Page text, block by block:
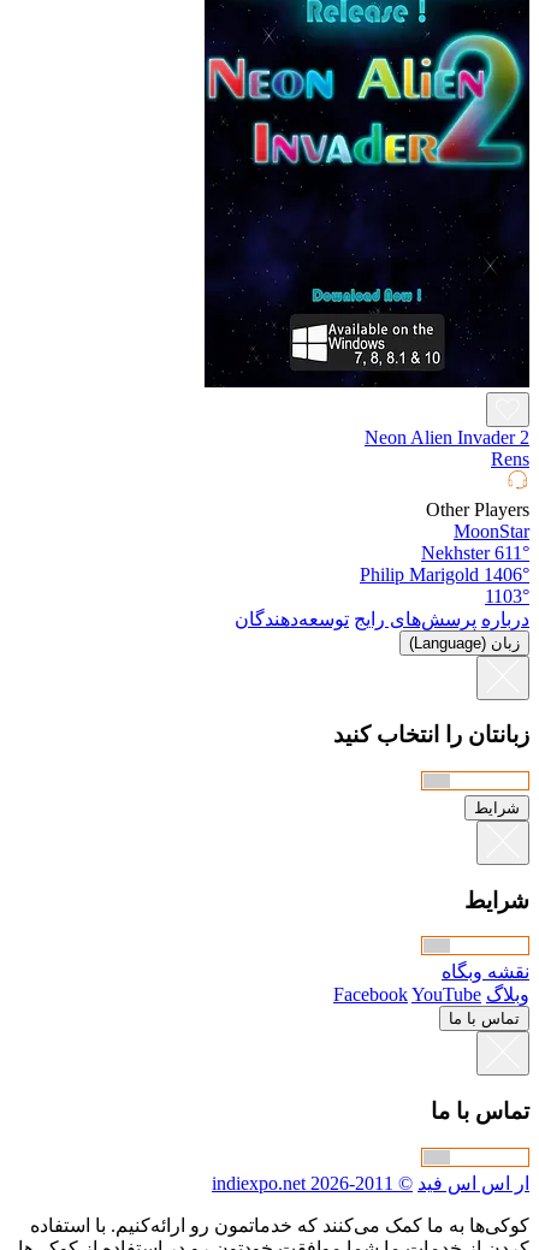
Neon Alien Invader 2
Rens
Other Players
MoonStar
611°
Nekhster
1406°
Philip Marigold
1103°
درباره پرسش‌های رایج توسعه‌دهندگان
زبان (Language)
زبانتان را انتخاب کنید
شرایط
شرایط
نقشه وبگاه
وبلاگ
FacebookYouTube
تماس با ما
تماس با ما
ار اس اس فید © 2011-2026 indiexpo.net
کوکی‌ها به ما کمک می‌کنند که خدماتمون رو ارائه‌کنیم. با استفاده